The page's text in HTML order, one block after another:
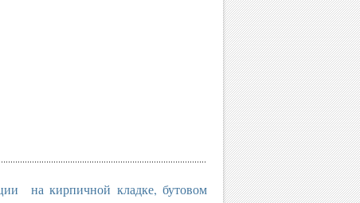
на кирпичной кладке, бутовом